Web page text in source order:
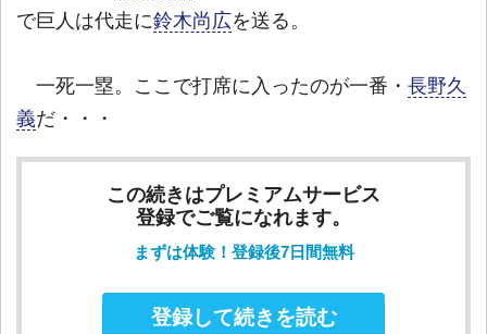
で巨人は代走に鈴木尚広を送る。
一死一塁。ここで打席に入ったのが一番・ 長野久
義だ・・・
この続きはプレミアムサービス
登録でご覧になれます。
まずは体験！登録後7日間無料
登録して続きを読む